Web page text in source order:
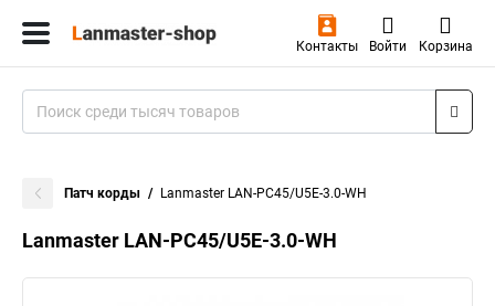
Контакты Войти Корзина
Патч корды Lanmaster LAN-PC45/U5E-3.0-WH
Lanmaster LAN-PC45/U5E-3.0-WH